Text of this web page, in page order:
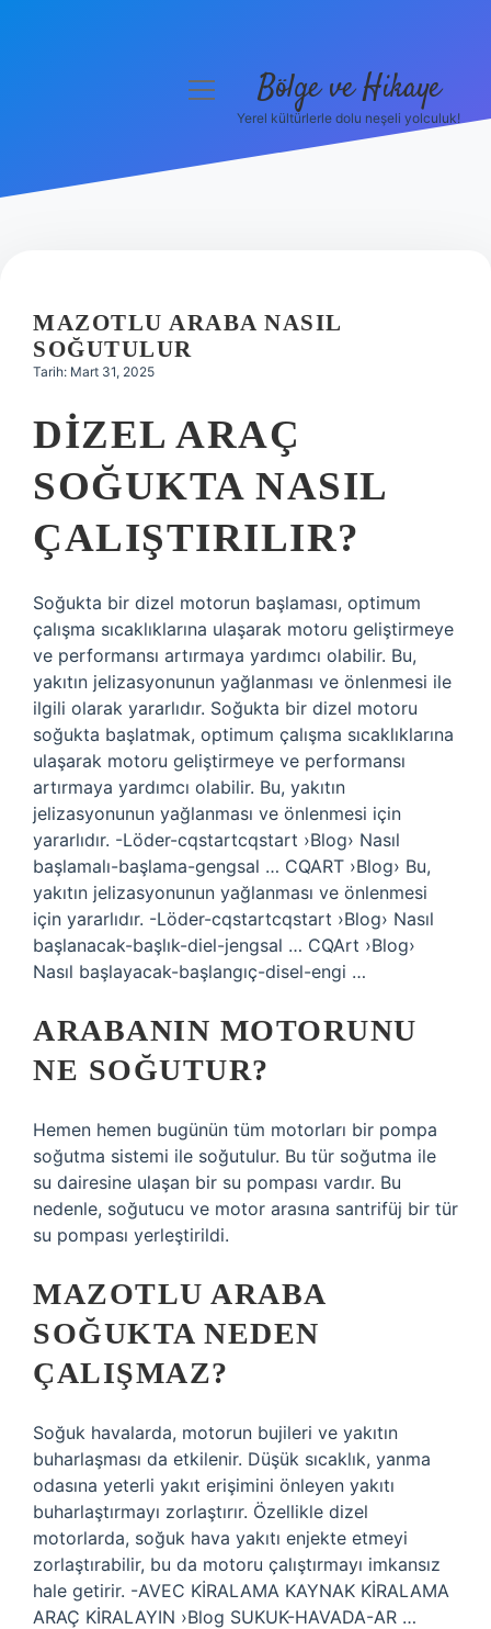
Hakkımızda
menüyü
Bölge ve Hikaye
Yerel kültürlerle dolu neşeli yolculuk!
MAZOTLU ARABA NASIL
SOĞUTULUR
Tarih: Mart 31, 2025
DIZEL ARAÇ
SOĞUKTA NASIL
ÇALIŞTIRILIR?
Soğukta bir dizel motorun başlaması, optimum
çalışma sıcaklıklarına ulaşarak motoru geliştirmeye
ve performansı artırmaya yardımcı olabilir. Bu,
yakıtın jelizasyonunun yağlanması ve önlenmesi ile
ilgili olarak yararlıdır. Soğukta bir dizel motoru
soğukta başlatmak, optimum çalışma sıcaklıklarına
ulaşarak motoru geliştirmeye ve performansı
artırmaya yardımcı olabilir. Bu, yakıtın
jelizasyonunun yağlanması ve önlenmesi için
yararlıdır. -Löder-cqstartcqstart ›Blog› Nasıl
başlamalı-başlama-gengsal … CQART ›Blog› Bu, ​​
yakıtın jelizasyonunun yağlanması ve önlenmesi
için yararlıdır. -Löder-cqstartcqstart ›Blog› Nasıl
başlanacak-başlık-diel-jengsal … CQArt ›Blog›
Nasıl başlayacak-başlangıç-disel-engi …
ARABANIN MOTORUNU
NE SOĞUTUR?
Hemen hemen bugünün tüm motorları bir pompa
soğutma sistemi ile soğutulur. Bu tür soğutma ile
su dairesine ulaşan bir su pompası vardır. Bu
nedenle, soğutucu ve motor arasına santrifüj bir tür
su pompası yerleştirildi.
MAZOTLU ARABA
SOĞUKTA NEDEN
ÇALIŞMAZ?
Soğuk havalarda, motorun bujileri ve yakıtın
buharlaşması da etkilenir. Düşük sıcaklık, yanma
odasına yeterli yakıt erişimini önleyen yakıtı
buharlaştırmayı zorlaştırır. Özellikle dizel
motorlarda, soğuk hava yakıtı enjekte etmeyi
zorlaştırabilir, bu da motoru çalıştırmayı imkansız
hale getirir. -AVEC KİRALAMA KAYNAK KİRALAMA
ARAÇ KİRALAYIN ›Blog SUKUK-HAVADA-AR …